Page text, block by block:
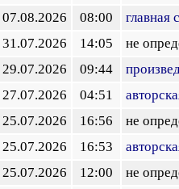
07.08.2026 08:00
главная
31.07.2026 14:05
не
29.07.2026 09:44
27.07.2026 04:51
25.07.2026 16:56
не
25.07.2026 16:53
25.07.2026 12:00
не